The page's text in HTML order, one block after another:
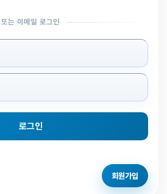
또는 이메일 로그인
로그인
회원가입